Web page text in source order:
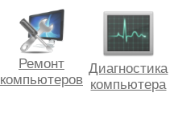
Ремонт
компьютеров
Диагностика
компьютера